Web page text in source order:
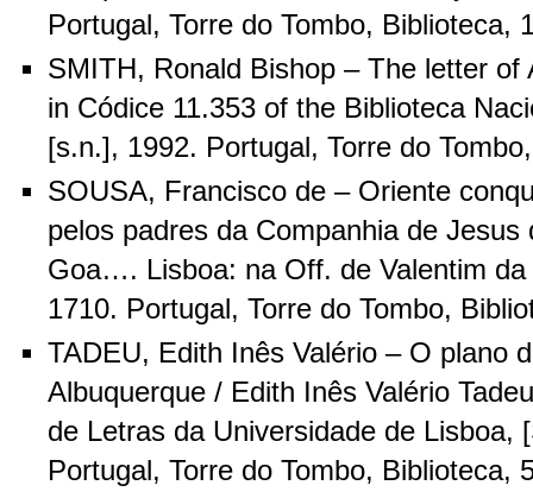
Portugal, Torre do Tombo, Biblioteca,
SMITH, Ronald Bishop – The letter of
in Códice 11.353 of the Biblioteca
[s.n.], 1992. Portugal, Torre do
SOUSA, Francisco de – Oriente
pelos padres da Companhia de Jesus
Goa…. Lisboa: na Off. de Valentim da
1710. Portugal, Torre do Tombo,
TADEU, Edith Inês Valério – O plano
Albuquerque / Edith Inês Valério
de Letras da Universidade de Lisboa,
Portugal, Torre do Tombo, Biblioteca,